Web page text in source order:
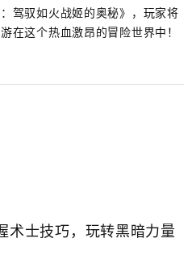
驾驭如火战姬的奥秘》，玩家将
在这个热血激昂的冒险世界中！
术士技巧，玩转黑暗力量